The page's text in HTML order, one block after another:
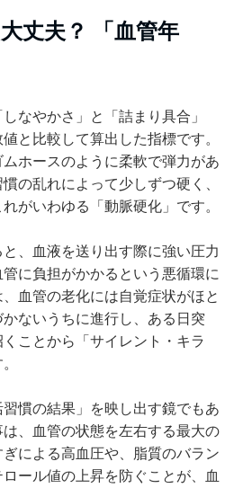
丈夫？ 「血管年
なやかさ」と「詰まり具合」
と比較して算出した指標です。
ホースのように柔軟で弾力があ
の乱れによって少しずつ硬く、
がいわゆる「動脈硬化」です。
、血液を送り出す際に強い圧力
に負担がかかるという悪循環に
血管の老化には自覚症状がほと
ないうちに進行し、ある日突
ことから「サイレント・キラ
慣の結果」を映し出す鏡でもあ
、血管の状態を左右する最大の
による高血圧や、脂質のバラン
ール値の上昇を防ぐことが、血